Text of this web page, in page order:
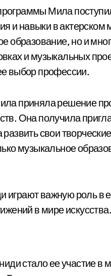
Мила
и навыки в
образование, но и
и музыкальных
выбор профессии.
приняла решение
Она получила
свои
музыкальное
важную роль в
в мире искусства.
стало ее участие в